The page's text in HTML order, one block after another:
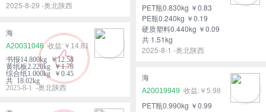
2025-8-29 -奥北陕西
PET瓶0.830kg ￥0.83
PE瓶0.240kg ￥0.19
硬质塑料0.440kg ￥0.09
共 1.51kg
2025-8-1 -奥北陕西
海
A20031046
￥14.81
书报14.800kg ￥12.58
黄纸板2.220kg ￥1.78
综合纸1.000kg ￥0.45
共 18.02kg
2025-8-1 -奥北陕西
海
A20019949
￥5.98
PET瓶0.990kg ￥0.99